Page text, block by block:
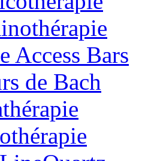
Access Bars
de Bach